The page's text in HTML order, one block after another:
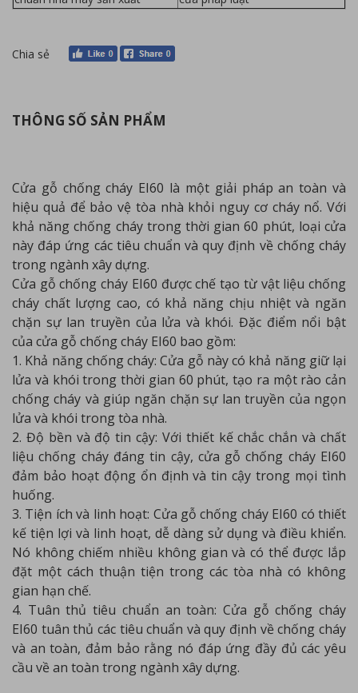
Chia sẻ
THÔNG SỐ SẢN PHẨM
Cửa gỗ chống cháy EI60 là một giải pháp an toàn và
hiệu quả để bảo vệ tòa nhà khỏi nguy cơ cháy nổ. Với
khả năng chống cháy trong thời gian 60 phút, loại cửa
này đáp ứng các tiêu chuẩn và quy định về chống cháy
trong ngành xây dựng.
Cửa gỗ chống cháy EI60 được chế tạo từ vật liệu chống
cháy chất lượng cao, có khả năng chịu nhiệt và ngăn
chặn sự lan truyền của lửa và khói. Đặc điểm nổi bật
của cửa gỗ chống cháy EI60 bao gồm:
1. Khả năng chống cháy: Cửa gỗ này có khả năng giữ lại
lửa và khói trong thời gian 60 phút, tạo ra một rào cản
chống cháy và giúp ngăn chặn sự lan truyền của ngọn
lửa và khói trong tòa nhà.
2. Độ bền và độ tin cậy: Với thiết kế chắc chắn và chất
liệu chống cháy đáng tin cậy, cửa gỗ chống cháy EI60
đảm bảo hoạt động ổn định và tin cậy trong mọi tình
huống.
3. Tiện ích và linh hoạt: Cửa gỗ chống cháy EI60 có thiết
kế tiện lợi và linh hoạt, dễ dàng sử dụng và điều khiển.
Nó không chiếm nhiều không gian và có thể được lắp
đặt một cách thuận tiện trong các tòa nhà có không
gian hạn chế.
4. Tuân thủ tiêu chuẩn an toàn: Cửa gỗ chống cháy
EI60 tuân thủ các tiêu chuẩn và quy định về chống cháy
và an toàn, đảm bảo rằng nó đáp ứng đầy đủ các yêu
cầu về an toàn trong ngành xây dựng.